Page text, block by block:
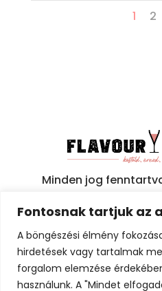
Fontosnak tartjuk az
A böngészési élmény
hirdetések vagy tartalmak
forgalom elemzése
használunk. A "Mindet
1 2
Minden jog
Adatkezelési
Általános